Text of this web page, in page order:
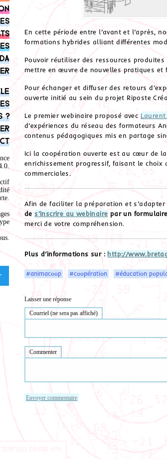
?
.
.
En cette période entre l’avant et l’après,
formations hybrides alliant différentes
Pouvoir réutiliser des ressources
mettre en œuvre de nouvelles pratiques et
Pour échanger et diffuser des retours
ouverte initié au sein du projet Riposte
Le premier webinaire proposé avec
d’expériences du réseau des formateurs
contenus pédagogiques mis en partage
Ici la coopération ouverte est au cœur de
enrichissement progressif, faisant le choix
commerciales.
Afin de faciliter la préparation et
de s’inscrire au webinaire par un
merci de votre compréhension.
Plus d’informations sur : http://
#animacoop #coopération #éducation
Laisser une réponse
Courriel (ne sera pas affiché)
Commenter